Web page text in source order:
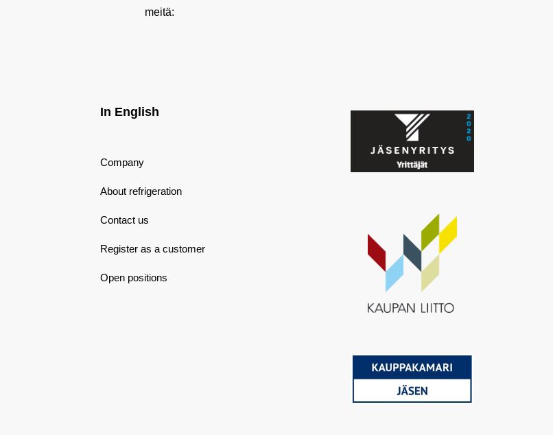
meitä:
In English
Company
About refrigeration
Contact us
Register as a customer
Open positions